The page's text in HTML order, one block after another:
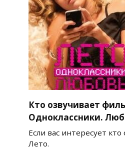
Кто озвучивает
Одноклассники.
Если вас интересует
Лето.